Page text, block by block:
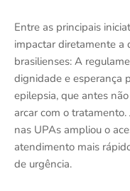
Entre as principais
impactar diretamente a
brasilienses: A
dignidade e esperança
epilepsia, que antes
arcar com o
nas UPAs ampliou o
atendimento mais
de urgência.